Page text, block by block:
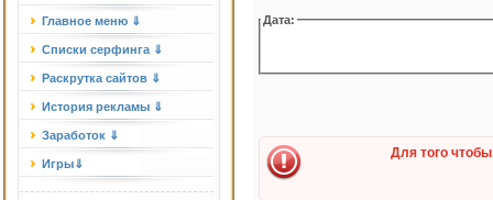
Главное меню ⇓
Списки серфинга ⇓
Раскрутка сайтов ⇓
История рекламы ⇓
Заработок ⇓
Игры⇓
Дата:
Для того